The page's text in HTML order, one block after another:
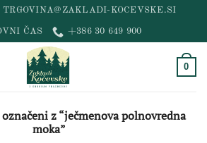
TRGOVINA@ZAKLADI-KOCEVSKE.SI
ČAS +386 30 649 900
0
z “ječmenova polnovredna
moka”